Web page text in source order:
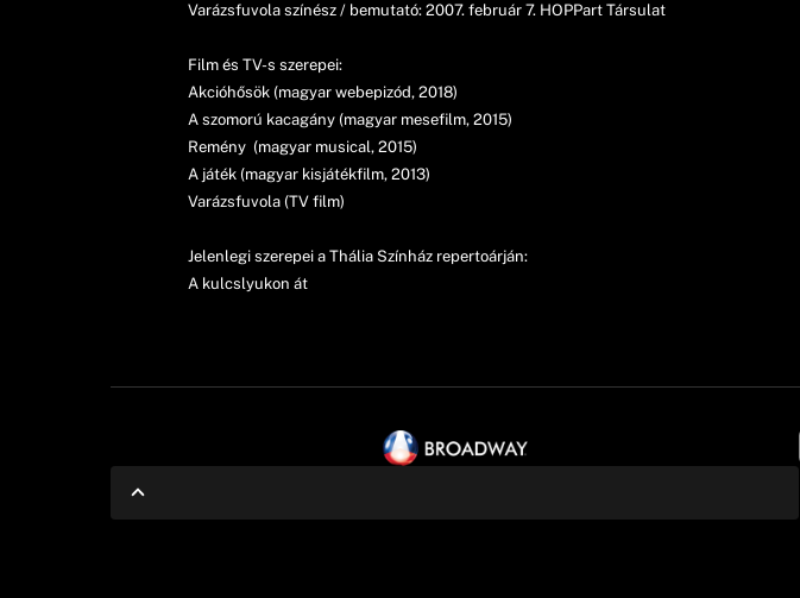
Varázsfuvola színész / bemutató: 2007. február 7. HOPPart Társulat
Film és TV-s szerepei:
Akcióhősök (magyar webepizód, 2018)
A szomorú kacagány (magyar mesefilm, 2015)
Remény (magyar musical, 2015)
A játék (magyar kisjátékfilm, 2013)
Varázsfuvola (TV film)
Jelenlegi szerepei a Thália Színház repertoárján:
A kulcslyukon át